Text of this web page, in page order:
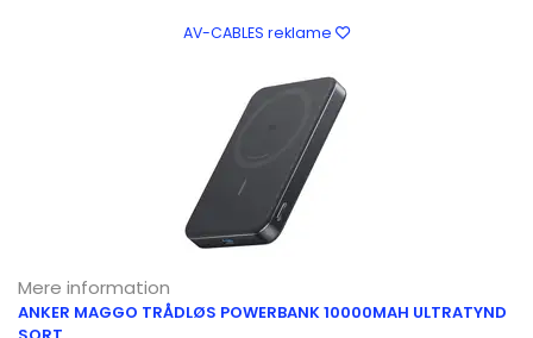
AV-CABLES reklame
Mere information
ANKER MAGGO TRÅDLØS POWERBANK 10000MAH ULTRATYND